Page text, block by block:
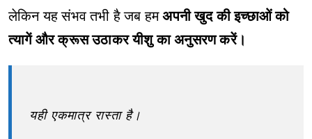
लेकिन यह संभव तभी है जब हमअपनी खुद की इच्छाओं को
त्यागें और क्रूस उठाकर यीशु का अनुसरण करें।
यही एकमात्र रास्ता है।